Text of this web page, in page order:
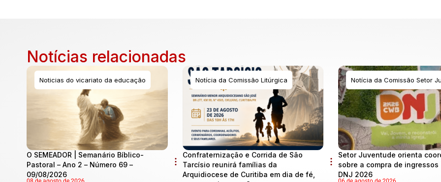
Notícias relacionadas
Noticias do vicariato da educação
O SEMEADOR | Semanário Bíblico-
Pastoral – Ano 2 – Número 69 –
09/08/2026
Notícia da Comissão Litúrgica
Confraternização e Corrida de São
Tarcísio reunirá famílias da
Arquidiocese de Curitiba em dia de fé,
Notícia da Comissão Setor
Setor Juventude orienta
sobre a compra de ingressos
DNJ 2026